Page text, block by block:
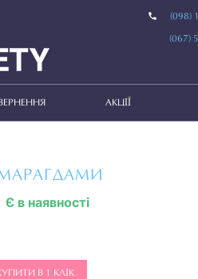
(098)
(067)
АКЦІЇ
Є в наявності
В 1 КЛІК